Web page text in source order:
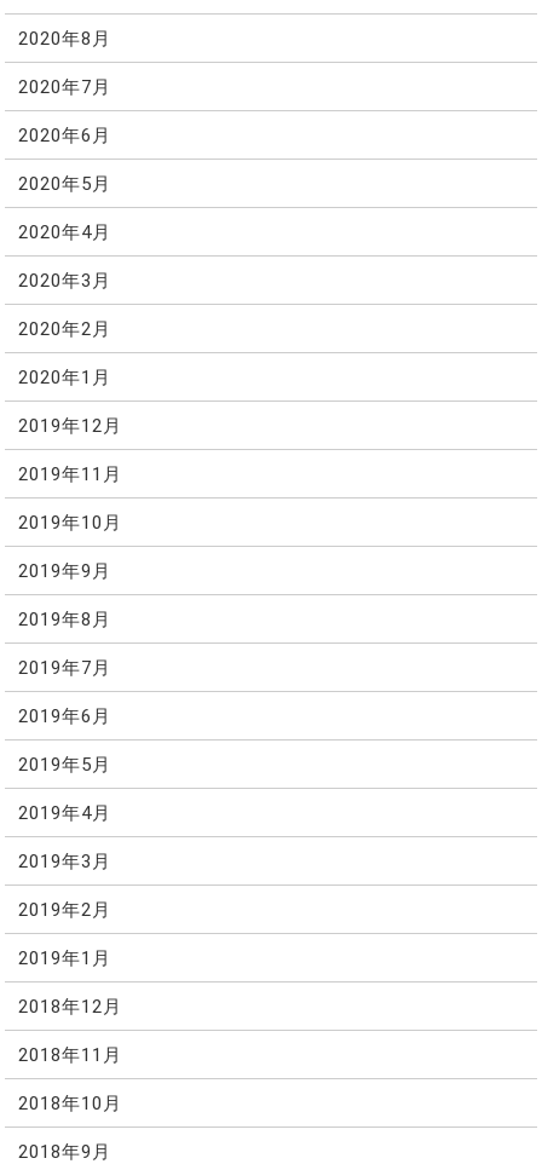
2020年8月
2020年7月
2020年6月
2020年5月
2020年4月
2020年3月
2020年2月
2020年1月
2019年12月
2019年11月
2019年10月
2019年9月
2019年8月
2019年7月
2019年6月
2019年5月
2019年4月
2019年3月
2019年2月
2019年1月
2018年12月
2018年11月
2018年10月
2018年9月